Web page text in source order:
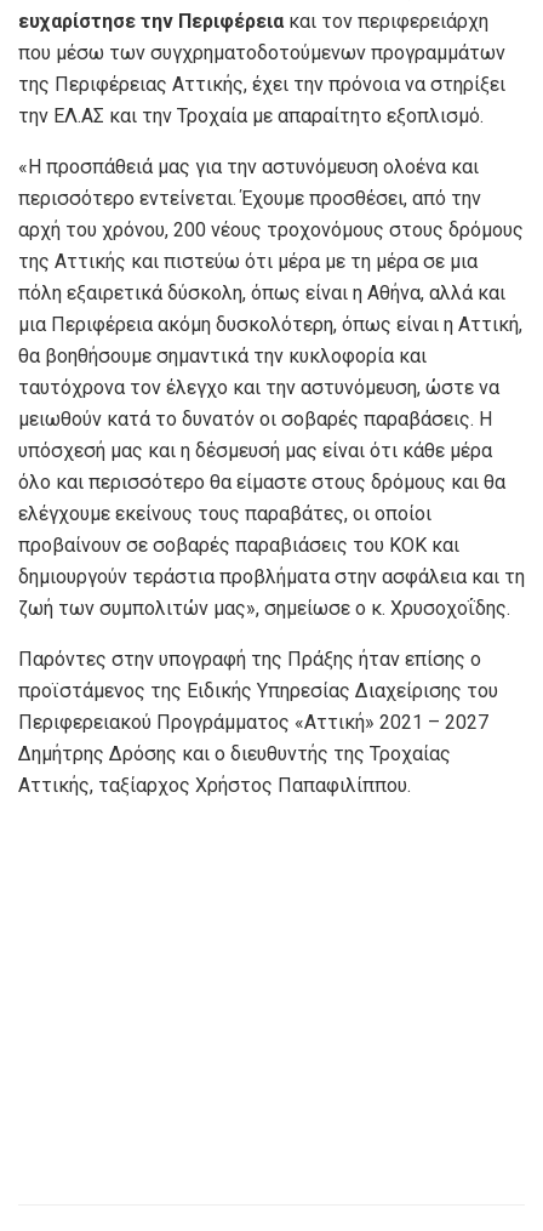
ευχαρίστησε την Περιφέρειακαι τον περιφερειάρχη
που μέσω των συγχρηματοδοτούμενων προγραμμάτων
της Περιφέρειας Αττικής, έχει την πρόνοια να στηρίξει
την ΕΛ.ΑΣ και την Τροχαία με απαραίτητο εξοπλισμό.
«Η προσπάθειά μας για την αστυνόμευση ολοένα και
περισσότερο εντείνεται. Έχουμε προσθέσει, από την
αρχή του χρόνου, 200 νέους τροχονόμους στους δρόμους
της Αττικής και πιστεύω ότι μέρα με τη μέρα σε μια
πόλη εξαιρετικά δύσκολη, όπως είναι η Αθήνα, αλλά και
μια Περιφέρεια ακόμη δυσκολότερη, όπως είναι η Αττική,
θα βοηθήσουμε σημαντικά την κυκλοφορία και
ταυτόχρονα τον έλεγχο και την αστυνόμευση, ώστε να
μειωθούν κατά το δυνατόν οι σοβαρές παραβάσεις. Η
υπόσχεσή μας και η δέσμευσή μας είναι ότι κάθε μέρα
όλο και περισσότερο θα είμαστε στους δρόμους και θα
ελέγχουμε εκείνους τους παραβάτες, οι οποίοι
προβαίνουν σε σοβαρές παραβιάσεις του ΚΟΚ και
δημιουργούν τεράστια προβλήματα στην ασφάλεια και τη
ζωή των συμπολιτών μας», σημείωσε ο κ. Χρυσοχοΐδης.
Παρόντες στην υπογραφή της Πράξης ήταν επίσης ο
προϊστάμενος της Ειδικής Υπηρεσίας Διαχείρισης του
Περιφερειακού Προγράμματος «Αττική» 2021 – 2027
Δημήτρης Δρόσης και ο διευθυντής της Τροχαίας
Αττικής, ταξίαρχος Χρήστος Παπαφιλίππου.